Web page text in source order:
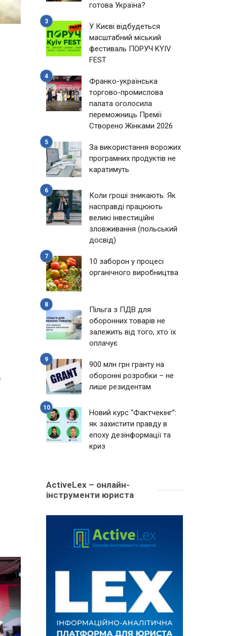
готова Україна?
У Києві відбудеться
масштабний міський
фестиваль ПОРУЧ KYIV
FEST
Франко-українська
торгово-промислова
палата оголосила
переможниць Премії
Створено Жінками 2026
За використання ворожих
програмних продуктів не
каратимуть
Коли гроші зникають. Як
насправді працюють
великі інвестиційні
зловживання (польський
досвід)
10 заборон у процесі
органічного виробництва
Пільга з ПДВ для
оборонних товарів не
залежить від того, хто їх
оплачує
900 млн грн гранту на
оборонні розробки – не
лише резидентам
Новий курс “Фактчекінг”:
як захистити правду в
епоху дезінформації та
криз
ActiveLex – онлайн-
інструменти юриста